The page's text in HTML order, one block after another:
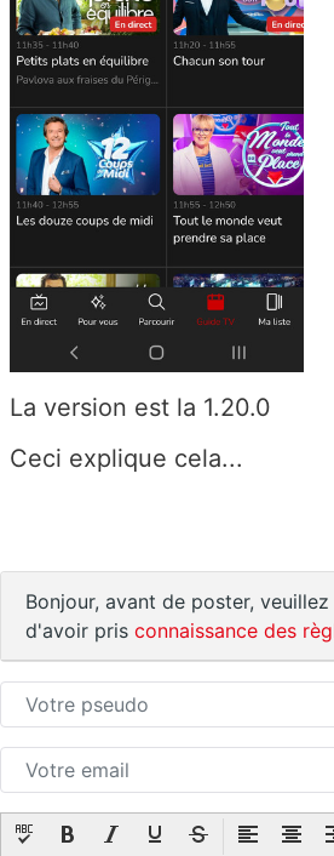
La version est la 1.20.0
Ceci explique cela...
Bonjour, avant de poster,
d'avoir pris connaissance des